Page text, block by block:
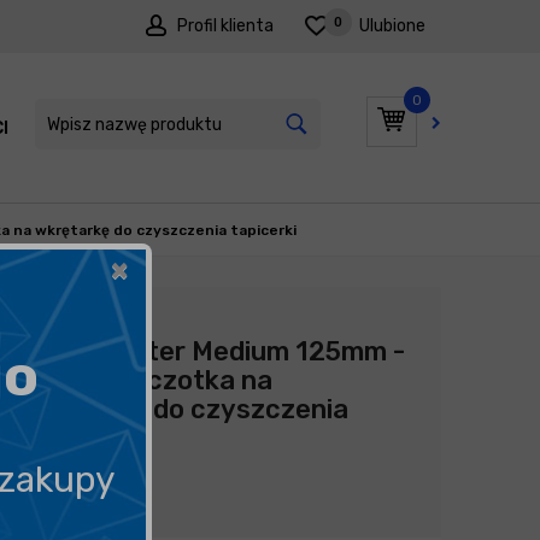
Profil klienta Ulubione
0
0
PROMOCJE
na wkrętarkę do czyszczenia tapicerki
Producent: ADBL
ADBL Twister Medium 125mm -
okrągła szczotka na
wkrętarkę do czyszczenia
tapicerki
47,90
×